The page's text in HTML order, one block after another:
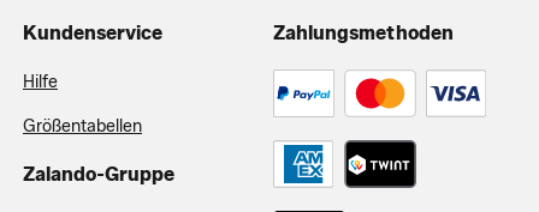
Kundenservice
Hilfe
Größentabellen
Zalando-Gruppe
Zahlungsmethoden